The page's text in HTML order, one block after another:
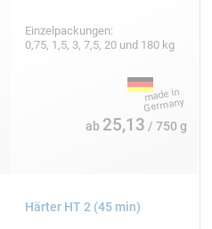
Einzelpackungen:
0,75, 1,5, 3, 7,5, 20 und 180 kg
ab 25,13 / 750 g
Härter HT 2 (45 min)